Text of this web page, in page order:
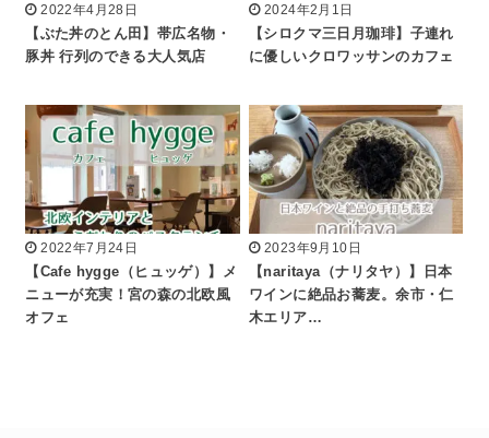
2022年4月28日
【ぶた丼のとん田】帯広名物・
豚丼 行列のできる大人気店
2024年2月1日
【シロクマ三日月珈琲】子連れ
に優しいクロワッサンのカフェ
2022年7月24日
【Cafe hygge（ヒュッゲ）】メ
ニューが充実！宮の森の北欧風
オフェ
2023年9月10日
【naritaya（ナリタヤ）】日本
ワインに絶品お蕎麦。余市・仁
木エリア…